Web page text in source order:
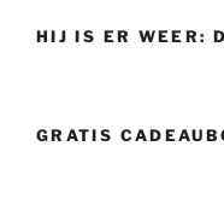
HIJ IS ER WEER:
GRATIS